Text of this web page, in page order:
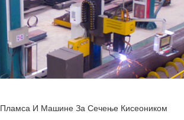
Пламса И Машине За Сечење Кисеоником